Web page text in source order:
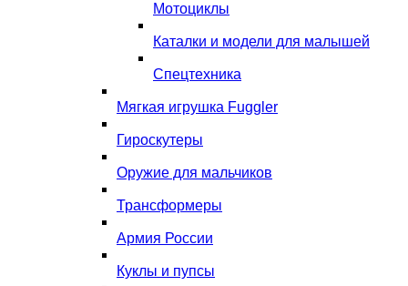
Мотоциклы
Каталки и модели для малышей
Спецтехника
Мягкая игрушка Fuggler
Гироскутеры
Оружие для мальчиков
Трансформеры
Армия России
Куклы и пупсы